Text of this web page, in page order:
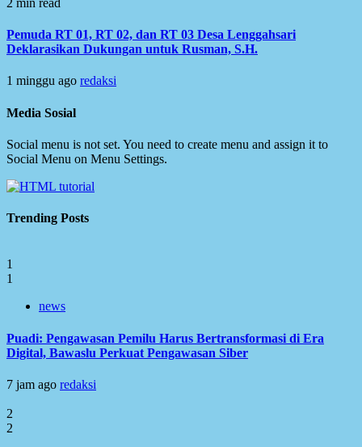
Pemuda RT 01, RT 02, dan RT 03 Desa Lenggahsari
Deklarasikan Dukungan untuk Rusman, S.H.
1 minggu ago redaksi
Media Sosial
Social menu is not set. You need to create menu and assign it to
Social Menu on Menu Settings.
Trending Posts
1
1
news
Puadi: Pengawasan Pemilu Harus Bertransformasi di Era
Digital, Bawaslu Perkuat Pengawasan Siber
7 jam ago redaksi
2
2